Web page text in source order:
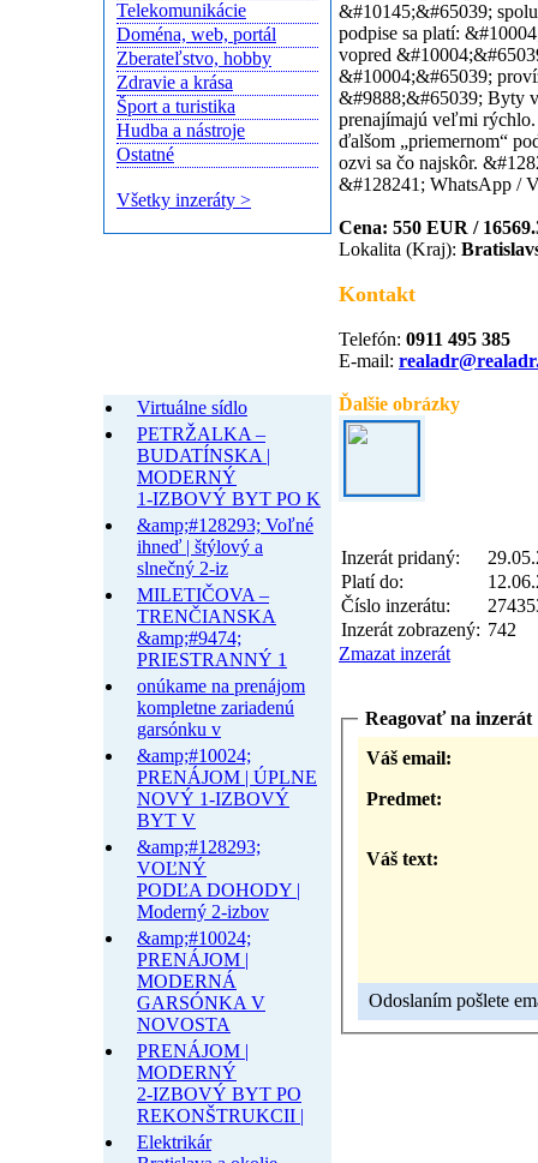
Telekomunikácie
Doména, web, portál
Zberateľstvo, hobby
Zdravie a krása
Šport a turistika
Hudba a nástroje
Ostatné
Všetky inzeráty >
Virtuálne sídlo
PETRŽALKA –
BUDATÍNSKA |
MODERNÝ
1-IZBOVÝ BYT PO K
&amp;#128293; Voľné
ihneď | štýlový a
slnečný 2-iz
MILETIČOVA –
TRENČIANSKA
&amp;#9474;
PRIESTRANNÝ 1
onúkame na prenájom
kompletne zariadenú
garsónku v
&amp;#10024;
PRENÁJOM | ÚPLNE
NOVÝ 1-IZBOVÝ
BYT V
&amp;#128293;
VOĽNÝ
PODĽA DOHODY |
Moderný 2-izbov
&amp;#10024;
PRENÁJOM |
MODERNÁ
GARSÓNKA V
NOVOSTA
PRENÁJOM |
MODERNÝ
2-IZBOVÝ BYT PO
REKONŠTRUKCII |
Elektrikár
&#10145;&#65039;
podpise sa platí:
vopred
&#10004;&#65039;
&#9888;&#65039; Byty
prenajímajú veľmi
ďalšom „priemernom“
ozvi sa čo najskôr.
&#128241; WhatsApp /
Cena: 550 EUR /
Lokalita (Kraj):
Kontakt
Telefón: 0911 495 385
E-mail:
Ďalšie obrázky
Inzerát pridaný:
Platí do:
Číslo inzerátu:
Inzerát zobrazený: 742
Zmazat inzerát
Reagovať na inzerát
Váš email:
Predmet:
Váš text:
Odoslaním pošlete